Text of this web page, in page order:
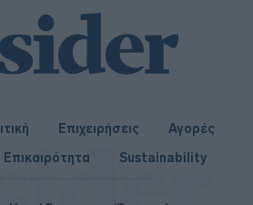
Επιχειρήσεις
Αγορές
Επικαιρότητα Sustainability